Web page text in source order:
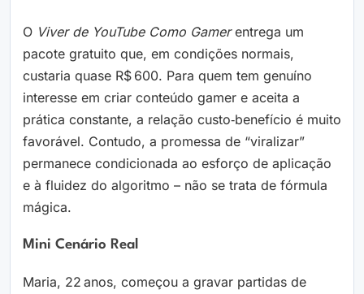
O Viver de YouTube Como Gamerentrega um
pacote gratuito que, em condições normais,
custaria quase R$ 600. Para quem tem genuíno
interesse em criar conteúdo gamer e aceita a
prática constante, a relação custo‑benefício é muito
favorável. Contudo, a promessa de “viralizar”
permanece condicionada ao esforço de aplicação
e à fluidez do algoritmo – não se trata de fórmula
mágica.
Mini Cenário Real
Maria, 22 anos, começou a gravar partidas de